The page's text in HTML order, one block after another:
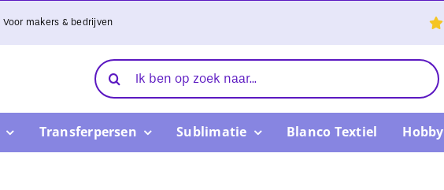
Voor makers & bedrijven
Zoeken
naar:
Transferpersen Sublimatie Blanco Textiel